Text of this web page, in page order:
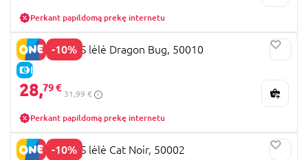
Perkant papildomą prekę internetu
-10%
E-KAINA
MIRACULOUS lėlė Dragon Bug, 50010
28,79 €
31,99 €
Perkant papildomą prekę internetu
-10%
MIRACULOUS lėlė Cat Noir, 50002